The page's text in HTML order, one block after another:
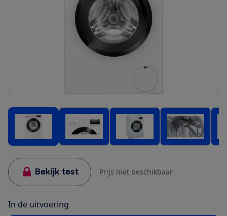
Bekijk test Prijs niet beschikbaar
In de uitvoering